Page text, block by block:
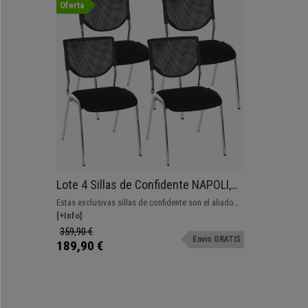
Oferta
Lote 4 Sillas de Confidente NAPOLI,
Versátiles y Cómodas, Estructura
Metálica, Color Negro y Patas
Cromadas
Estas exclusivas sillas de confidente son el aliado
perfecto para ofrecer a tus invitados o clientes un
asiento de calidad. Su atractivo diseño, materiales y
comodidad las convierten en el modelo perfecto.
[+Info]
359,90 €
189,90 € Envio GRATIS